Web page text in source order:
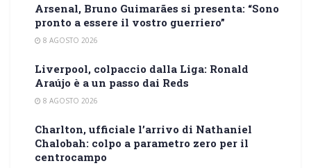
Arsenal, Bruno Guimarães si presenta: “Sono
pronto a essere il vostro guerriero”
8 AGOSTO 2026
Liverpool, colpaccio dalla Liga: Ronald
Araújo è a un passo dai Reds
8 AGOSTO 2026
Charlton, ufficiale l’arrivo di Nathaniel
Chalobah: colpo a parametro zero per il
centrocampo